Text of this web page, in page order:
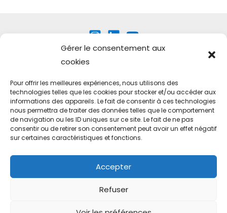
Gérer le consentement aux
cookies
Pour offrir les meilleures expériences, nous utilisons des
technologies telles que les cookies pour stocker et/ou accéder aux
informations des appareils. Le fait de consentir à ces technologies
nous permettra de traiter des données telles que le comportement
de navigation ou les ID uniques sur ce site. Le fait de ne pas
consentir ou de retirer son consentement peut avoir un effet négatif
sur certaines caractéristiques et fonctions.
Accepter
Refuser
Technovation international
FAQ
Conditions générales
Mentions légales
Politique de confidentialité
Politique de confidentialité GIRLS
Nous soutenir